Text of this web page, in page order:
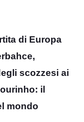
di Europa
scozzesi ai
il
mondo